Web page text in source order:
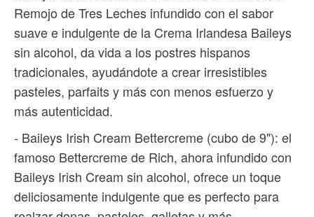
Remojo de Tres Leches infundido con el sabor
suave e indulgente de la Crema Irlandesa Baileys
sin alcohol, da vida a los postres hispanos
tradicionales, ayudándote a crear irresistibles
pasteles, parfaits y más con menos esfuerzo y
más autenticidad.
- Baileys Irish Cream Bettercreme (cubo de 9"): el
famoso Bettercreme de Rich, ahora infundido con
Baileys Irish Cream sin alcohol, ofrece un toque
deliciosamente indulgente que es perfecto para